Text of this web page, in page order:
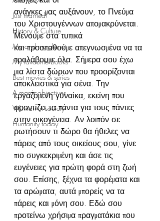
Just married!
Ηistory & Culture
Me and my planet
My favourite books
Best movies & series
A man's objectives
Woman in society
Humanity today
ανάγκες μας αυξάνουν, το Πνεύμα
του Χριστουγέννων απομακρύνεται.
Μένουμε στα τυπικά
και προσπαθούμε απεγνωσμένα να τα
προλάβουμε όλα. Σήμερα σου έχω
μια λίστα δώρων που προορίζονται
αποκλειστικά για σένα. Την
εργαζόμενη γυναίκα, εκείνη που
φροντίζει τα πάντα για τους πάντες
στην οικογένεια. Αν λοιπόν σε
ρωτήσουν τι δώρο θα ήθελες να
πάρεις από τους οικείους σου, γίνε
πιο συγκεκριμένη και άσε τις
ευγένειες για πρώτη φορά στη ζωή
σου. Επίσης, ξέχνα τα φορέματα και
τα αρώματα, αυτά μπορείς να τα
πάρεις και μόνη σου. Εδώ σου
προτείνω χρήσιμα πραγματάκια που